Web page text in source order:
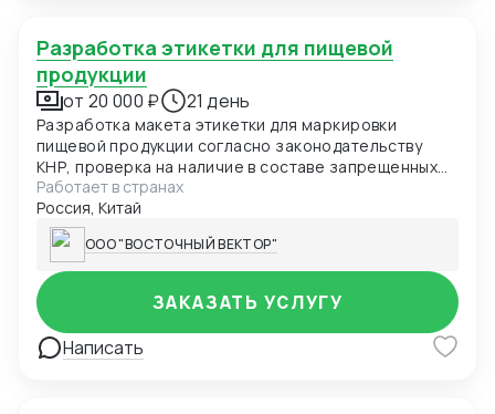
Разработка этикетки для пищевой
продукции
от 20 000 ₽ 21 день
Разработка макета этикетки для маркировки
пищевой продукции согласно законодательству
КНР, проверка на наличие в составе запрещенных
элементов
Работает в странах
Россия, Китай
ООО "ВОСТОЧНЫЙ ВЕКТОР"
Написать
ЗАКАЗАТЬ УСЛУГУ